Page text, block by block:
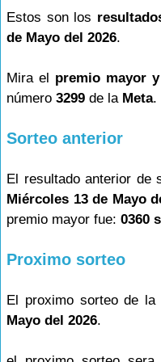
Estos son los
de Mayo del 2026.
Mira el premio mayor
número 3299 de la Meta.
Sorteo anterior
El resultado anterior de
Miércoles 13 de Mayo
premio mayor fue: 0360
Proximo sorteo
El proximo sorteo de la
Mayo del 2026.